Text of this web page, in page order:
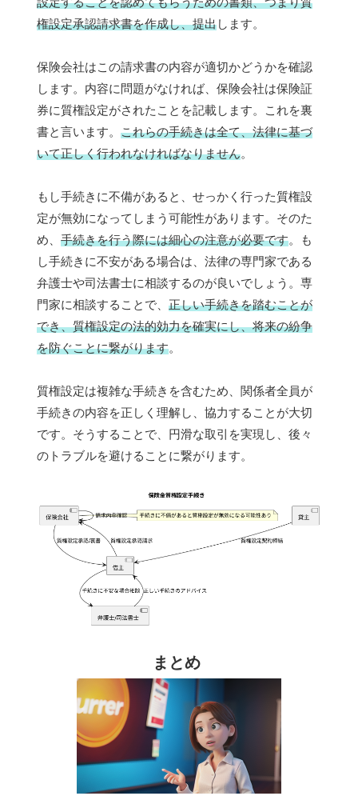
権設定承認請求書を作成し、提出します。
保険会社はこの請求書の内容が適切かどうかを確認
します。内容に問題がなければ、保険会社は保険証
券に質権設定がされたことを記載します。これを裏
書と言います。 これらの手続きは全て、法律に基づ
いて正しく行われなければなりません。
もし手続きに不備があると、せっかく行った質権設
定が無効になってしまう可能性があります。そのた
め、 手続きを行う際には細心の注意が必要です。も
し手続きに不安がある場合は、法律の専門家である
弁護士や司法書士に相談するのが良いでしょう。専
門家に相談することで、 正しい手続きを踏むことが
でき、質権設定の法的効力を確実にし、将来の紛争
を防ぐことに繋がります。
質権設定は複雑な手続きを含むため、関係者全員が
手続きの内容を正しく理解し、協力することが大切
です。そうすることで、円滑な取引を実現し、後々
のトラブルを避けることに繋がります。
まとめ